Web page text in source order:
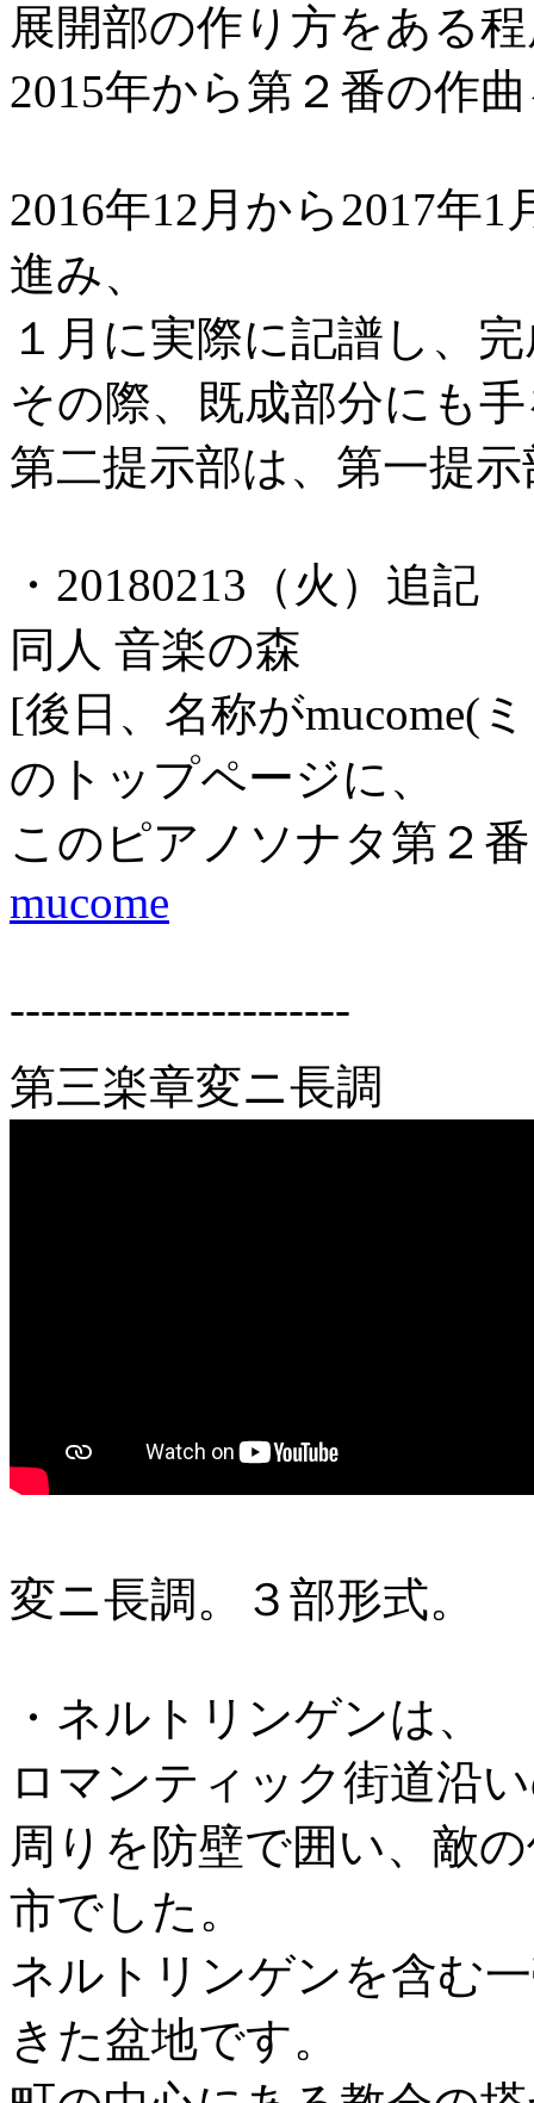
展開部の作り方をある
2015年から第２番の作
2016年12月から2017年
進み、
１月に実際に記譜し、
その際、既成部分にも
第二提示部は、第一提
・20180213（火）追記
同人 音楽の森
[後日、名称がmucome(
のトップページに、
このピアノソナタ第２
mucome
----------------------
第三楽章変ニ長調
変ニ長調。３部形式。
・ネルトリンゲンは、
ロマンティック街道沿
周りを防壁で囲い、敵
市でした。
ネルトリンゲンを含む
きた盆地です。